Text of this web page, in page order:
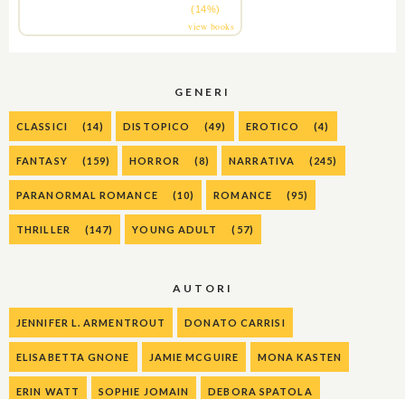
(14%)
view books
GENERI
CLASSICI (14) DISTOPICO (49) EROTICO (4)
FANTASY (159) HORROR (8) NARRATIVA (245)
PARANORMAL ROMANCE (10) ROMANCE (95)
THRILLER (147) YOUNG ADULT (57)
AUTORI
JENNIFER L. ARMENTROUT DONATO CARRISI
ELISABETTA GNONE JAMIE MCGUIRE MONA KASTEN
ERIN WATT SOPHIE JOMAIN DEBORA SPATOLA